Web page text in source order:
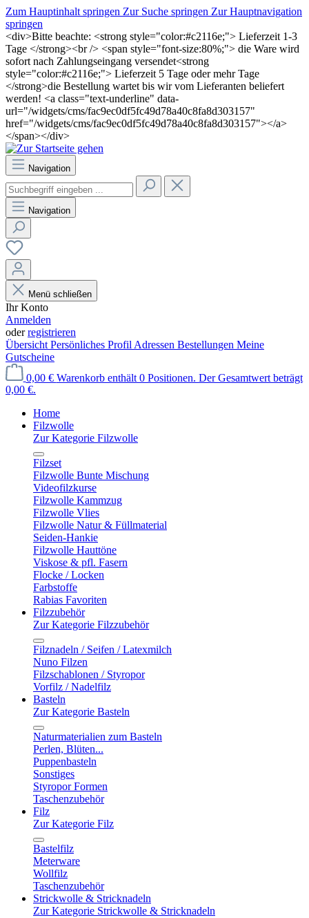
Zum Hauptinhalt springen Zur Suche springen Zur Hauptnavigation
springen
<div>Bitte beachte: <strong style="color:#c2116e;"> Lieferzeit 1-3
Tage </strong><br /> <span style="font-size:80%;"> die Ware wird
sofort nach Zahlungseingang versendet<strong
style="color:#c2116e;"> Lieferzeit 5 Tage oder mehr Tage
</strong>die Bestellung wartet bis wir vom Lieferanten beliefert
werden! <a class="text-underline" data-
url="/widgets/cms/fac9ec0df5fc49d78a40c8fa8d303157"
href="/widgets/cms/fac9ec0df5fc49d78a40c8fa8d303157"></a>
</span></div>
Navigation
Navigation
Menü schließen
Ihr Konto
Anmelden
oderregistrieren
Übersicht Persönliches Profil Adressen Bestellungen Meine
Gutscheine
0,00 € Warenkorb enthält 0 Positionen. Der Gesamtwert beträgt
0,00 €.
Home
Filzwolle
Zur Kategorie Filzwolle
Filzset
Filzwolle Bunte Mischung
Videofilzkurse
Filzwolle Kammzug
Filzwolle Vlies
Filzwolle Natur & Füllmaterial
Seiden-Hankie
Filzwolle Hauttöne
Viskose & pfl. Fasern
Flocke / Locken
Farbstoffe
Rabias Favoriten
Filzzubehör
Zur Kategorie Filzzubehör
Filznadeln / Seifen / Latexmilch
Nuno Filzen
Filzschablonen / Styropor
Vorfilz / Nadelfilz
Basteln
Zur Kategorie Basteln
Naturmaterialien zum Basteln
Perlen, Blüten...
Puppenbasteln
Sonstiges
Styropor Formen
Taschenzubehör
Filz
Zur Kategorie Filz
Bastelfilz
Meterware
Wollfilz
Taschenzubehör
Strickwolle & Stricknadeln
Zur Kategorie Strickwolle & Stricknadeln